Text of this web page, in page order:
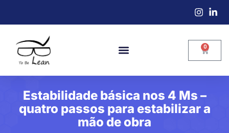
0
Estabilidade básica nos 4 Ms –
quatro passos para estabilizar a
mão de obra